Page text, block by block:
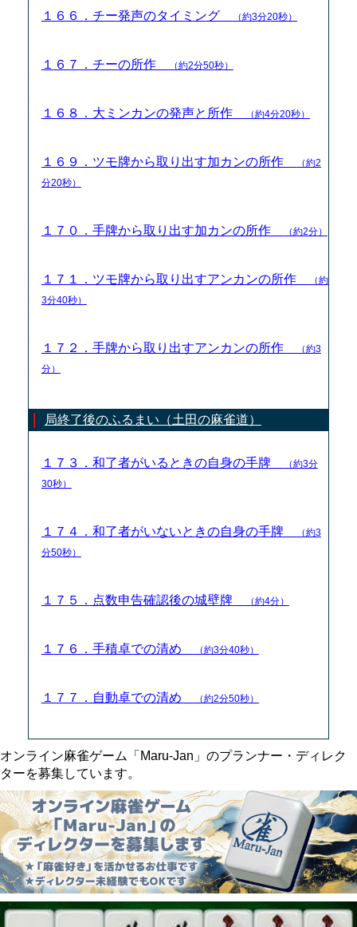
１６６．チー発声のタイミング （約3分20秒）
１６７．チーの所作 （約2分50秒）
１６８．大ミンカンの発声と所作 （約4分20秒）
１６９．ツモ牌から取り出す加カンの所作
（約2
分20秒）
１７０．手牌から取り出す加カンの所作 （約2分）
１７１．ツモ牌から取り出すアンカンの所作
（約
3分40秒）
１７２．手牌から取り出すアンカンの所作
（約3
分）
局終了後のふるまい（土田の麻雀道）
１７３．和了者がいるときの自身の手牌
（約3分
30秒）
１７４．和了者がいないときの自身の手牌
（約3
分50秒）
１７５．点数申告確認後の城壁牌 （約4分）
１７６．手積卓での清め （約3分40秒）
１７７．自動卓での清め （約2分50秒）
オンライン麻雀ゲーム「Maru-Jan」のプランナー・ディレク
ターを募集しています。